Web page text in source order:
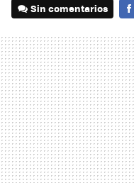
Sin comentarios